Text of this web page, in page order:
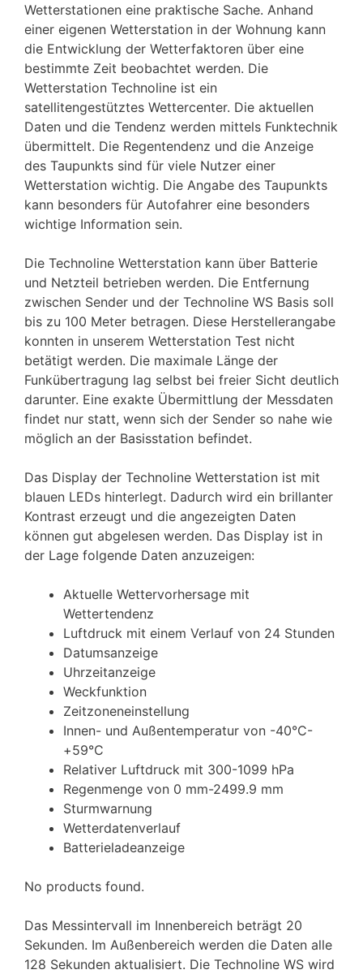
Wetterstationen eine praktische Sache. Anhand
einer eigenen Wetterstation in der Wohnung kann
die Entwicklung der Wetterfaktoren über eine
bestimmte Zeit beobachtet werden. Die
Wetterstation Technoline ist ein
satellitengestütztes Wettercenter. Die aktuellen
Daten und die Tendenz werden mittels Funktechnik
übermittelt. Die Regentendenz und die Anzeige
des Taupunkts sind für viele Nutzer einer
Wetterstation wichtig. Die Angabe des Taupunkts
kann besonders für Autofahrer eine besonders
wichtige Information sein.
Die Technoline Wetterstation kann über Batterie
und Netzteil betrieben werden. Die Entfernung
zwischen Sender und der Technoline WS Basis soll
bis zu 100 Meter betragen. Diese Herstellerangabe
konnten in unserem Wetterstation Test nicht
betätigt werden. Die maximale Länge der
Funkübertragung lag selbst bei freier Sicht deutlich
darunter. Eine exakte Übermittlung der Messdaten
findet nur statt, wenn sich der Sender so nahe wie
möglich an der Basisstation befindet.
Das Display der Technoline Wetterstation ist mit
blauen LEDs hinterlegt. Dadurch wird ein brillanter
Kontrast erzeugt und die angezeigten Daten
können gut abgelesen werden. Das Display ist in
der Lage folgende Daten anzuzeigen:
Aktuelle Wettervorhersage mit
Wettertendenz
Luftdruck mit einem Verlauf von 24 Stunden
Datumsanzeige
Uhrzeitanzeige
Weckfunktion
Zeitzoneneinstellung
Innen- und Außentemperatur von -40°C-
+59°C
Relativer Luftdruck mit 300-1099 hPa
Regenmenge von 0 mm-2499.9 mm
Sturmwarnung
Wetterdatenverlauf
Batterieladeanzeige
No products found.
Das Messintervall im Innenbereich beträgt 20
Sekunden. Im Außenbereich werden die Daten alle
128 Sekunden aktualisiert. Die Technoline WS wird